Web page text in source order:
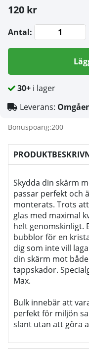
120 kr
Antal:
30+ i lager
Leverans:
Bonuspoäng:200
Skydda din skärm
passar perfekt och
monterats. Trots
glas med maximal
helt genomskinligt.
bubblor för en
dig som inte vill
din skärm mot
tappskador.
Max.
Bulk innebär att
perfekt för miljön
slant utan att göra